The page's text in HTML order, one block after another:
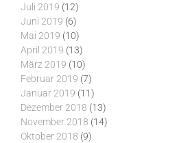
Juli 2019 (12)
Juni 2019 (6)
Mai 2019 (10)
April 2019 (13)
März 2019 (10)
Februar 2019 (7)
Januar 2019 (11)
Dezember 2018 (13)
November 2018 (14)
Oktober 2018 (9)